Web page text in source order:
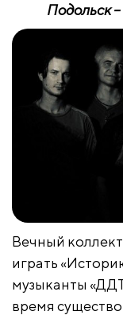
Подольск
Вечный
играть
музыканты
время